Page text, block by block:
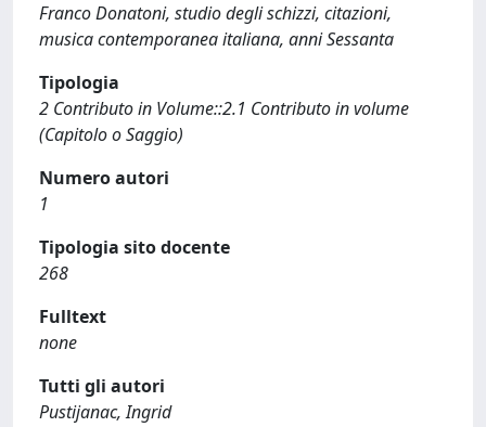
Franco Donatoni, studio degli schizzi, citazioni,
musica contemporanea italiana, anni Sessanta
Tipologia
2 Contributo in Volume::2.1 Contributo in volume
(Capitolo o Saggio)
Numero autori
1
Tipologia sito docente
268
Fulltext
none
Tutti gli autori
Pustijanac, Ingrid